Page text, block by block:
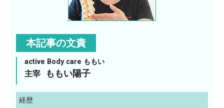
本記事の文責
active Body care ももい
主宰 ももい陽子
経歴